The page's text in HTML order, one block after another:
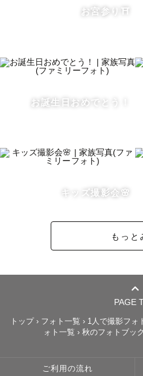
宮城県を中心に、山形県、福
※宮城県外の場合、仙台市か
予めご了承下さい🙇‍♀️
🍀ラブグラファーネームに込め
私の名前と、二人の愛する子
つとって『りるは』というラ
私の写真の原点は二人の子ども
子どもたちとの日々を、成長
まの姿を写真に収めたいとの想
カメラを手にしたことが始ま
今しかないその瞬間を、思い
お宮参り⛩️
お誕生日おめでとう！
キッズ撮影会🌸
もっと
PAGE
トップ › フォト一覧 › 1人で撮影フォ
ォト一覧 › 秋のフォトブッ
ご利用の流れ